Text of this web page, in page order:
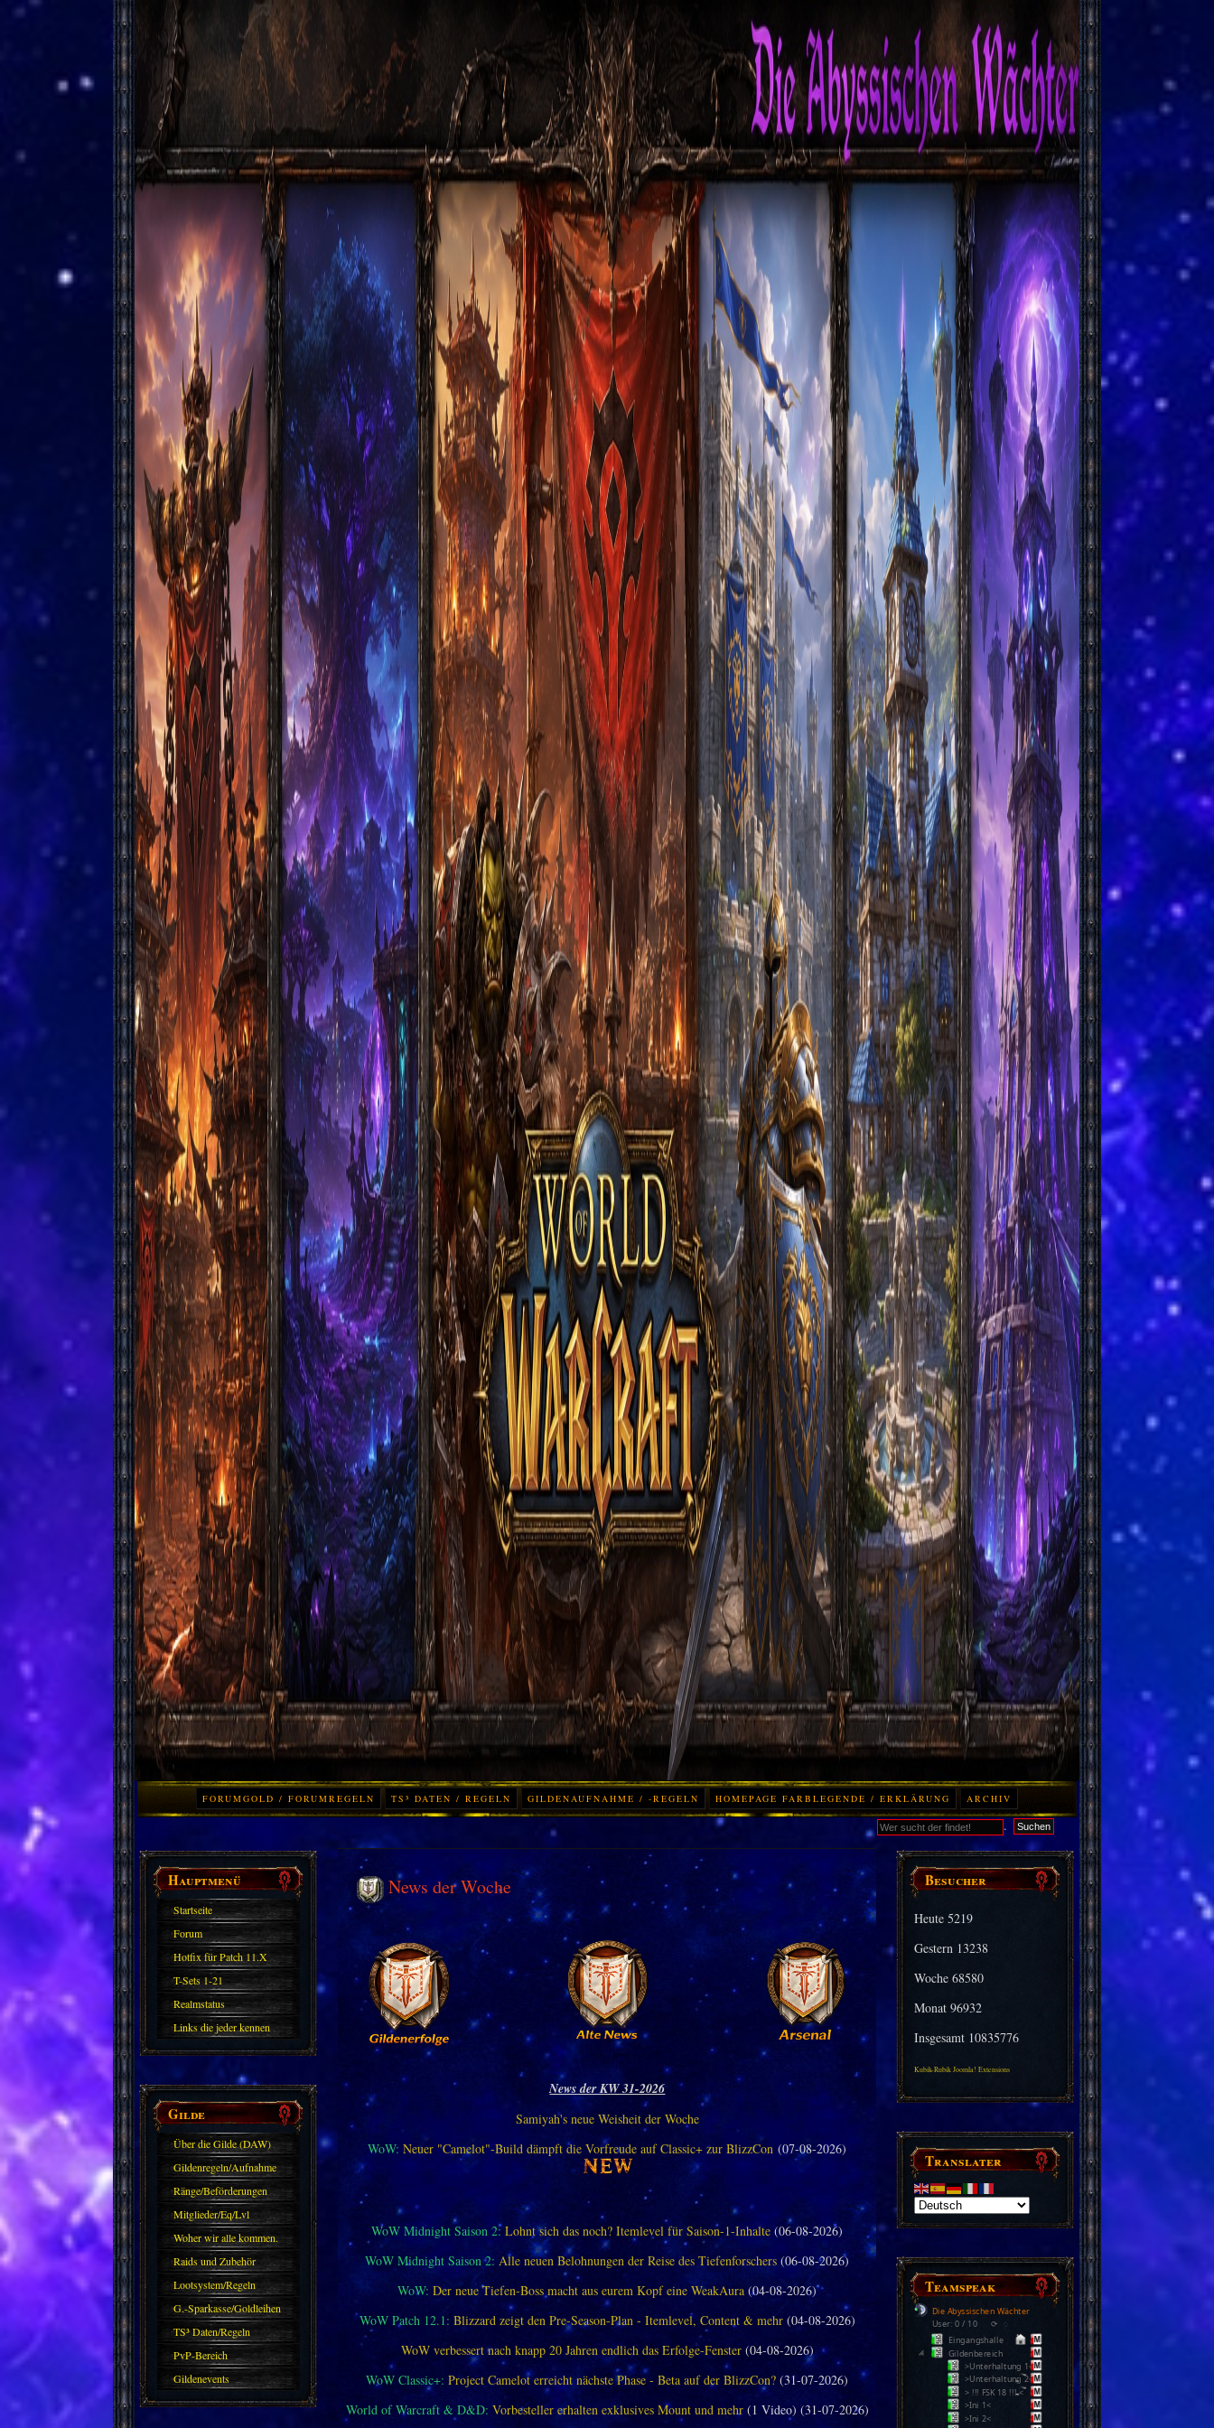
FORUMGOLD / FORUMREGELN TS³ DATEN / REGELN GILDENAUFNAHME / -REGELN HOMEPAGE FARBLEGENDE / ERKLÄRUNG ARCHIV
. Suchen
Hauptmenü
Startseite
Forum
Hotfix für Patch 11.X
T-Sets 1-21
Realmstatus
Links die jeder kennen
sollte?! Oder nicht?
Gilde
Über die Gilde (DAW)
Gildenregeln/Aufnahme
Ränge/Beförderungen
Mitglieder/Eq/Lvl
Woher wir alle kommen.
Raids und Zubehör
Lootsystem/Regeln
G.-Sparkasse/Goldleihen
TS³ Daten/Regeln
PvP-Bereich
Gildenevents
Besucher
Heute5219
Gestern 13238
Woche68580
Monat96932
Insgesamt 10835776
Kubik-Rubik Joomla! Extensions
Translater
Teamspeak
Die Abyssischen Wächter
User: 0 / 10 ⟳
Eingangshalle
Gildenbereich
>Unterhaltung 1<
>Unterhaltung 2<
> !!! FSK 18 !!! <
>Ini 1<
>Ini 2<
News der Woche
News der KW 31-2026
Samiyah's neue Weisheit der Woche
WoW: Neuer "Camelot"-Build dämpft die Vorfreude auf Classic+ zur BlizzCon (07-08-2026)
WoW Midnight Saison 2: Lohnt sich das noch? Itemlevel für Saison-1-Inhalte (06-08-2026)
WoW Midnight Saison 2: Alle neuen Belohnungen der Reise des Tiefenforschers (06-08-2026)
WoW:Der neue Tiefen-Boss macht aus eurem Kopf eine WeakAura (04-08-2026)
WoW Patch 12.1: Blizzard zeigt den Pre-Season-Plan - Itemlevel, Content & mehr(04-08-2026)
WoW verbessert nach knapp 20 Jahren endlich das Erfolge-Fenster(04-08-2026)
WoW Classic+: Project Camelot erreicht nächste Phase - Beta auf der BlizzCon? (31-07-2026)
World of Warcraft & D&D: Vorbesteller erhalten exklusives Mount und mehr(1 Video) (31-07-2026)